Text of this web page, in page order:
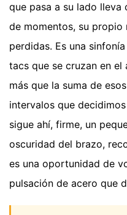
que pasa a su lado
de momentos, su
perdidas. Es una
tacs que se cruzan en
más que la suma de
intervalos que
sigue ahí, firme, un
oscuridad del brazo,
es una oportunidad de
pulsación de acero que